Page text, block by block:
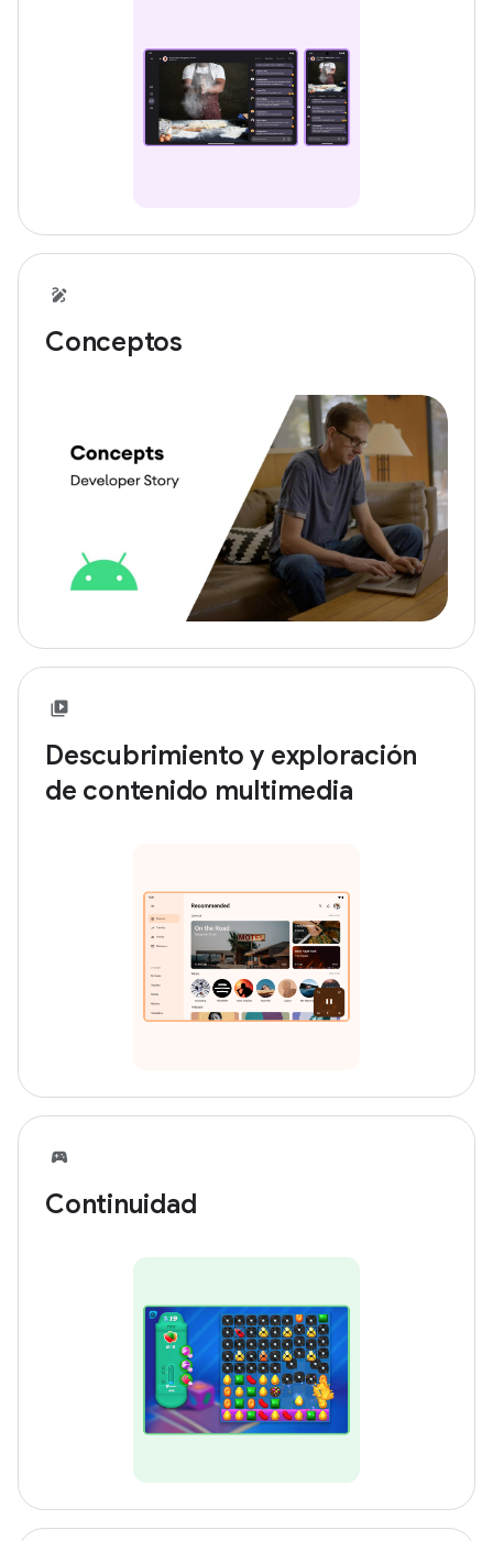
Conceptos
Descubrimiento y exploración
de contenido multimedia
Continuidad